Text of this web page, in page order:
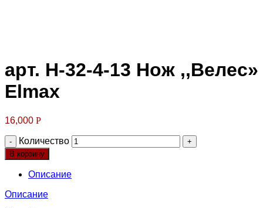
арт. Н-32-4-13 Нож ,,Велес»
Elmax
16,000 Р
Количество
В корзину
Описание
Описание